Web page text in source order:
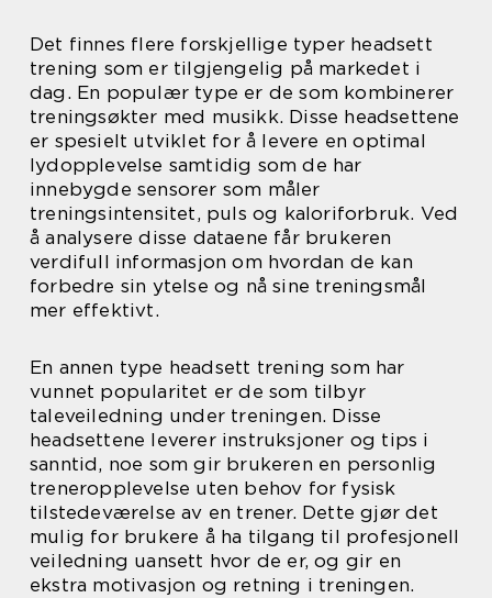
Det finnes flere forskjellige typer headsett
trening som er tilgjengelig på markedet i
dag. En populær type er de som kombinerer
treningsøkter med musikk. Disse headsettene
er spesielt utviklet for å levere en optimal
lydopplevelse samtidig som de har
innebygde sensorer som måler
treningsintensitet, puls og kaloriforbruk. Ved
å analysere disse dataene får brukeren
verdifull informasjon om hvordan de kan
forbedre sin ytelse og nå sine treningsmål
mer effektivt.
En annen type headsett trening som har
vunnet popularitet er de som tilbyr
taleveiledning under treningen. Disse
headsettene leverer instruksjoner og tips i
sanntid, noe som gir brukeren en personlig
treneropplevelse uten behov for fysisk
tilstedeværelse av en trener. Dette gjør det
mulig for brukere å ha tilgang til profesjonell
veiledning uansett hvor de er, og gir en
ekstra motivasjon og retning i treningen.